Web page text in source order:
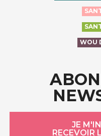
WOU
JE
RECEVOIR